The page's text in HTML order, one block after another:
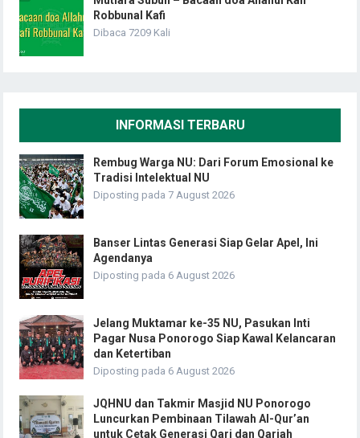
Robbunal Kafi
Dibaca 7209 Kali
INFORMASI TERBARU
Rembug Warga NU: Dari Forum Emosional ke
Tradisi Intelektual NU
Diposting pada 7 August 2026
Banser Lintas Generasi Siap Gelar Apel, Ini
Agendanya
Diposting pada 6 August 2026
Jelang Muktamar ke-35 NU, Pasukan Inti
Pagar Nusa Ponorogo Siap Kawal Kelancaran
dan Ketertiban
Diposting pada 6 August 2026
JQHNU dan Takmir Masjid NU Ponorogo
Luncurkan Pembinaan Tilawah Al-Qur’an
untuk Cetak Generasi Qari dan Qariah